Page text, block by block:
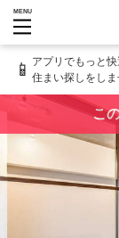
MENU
📱 アプリでもっと快
住まい探しをしま
こ